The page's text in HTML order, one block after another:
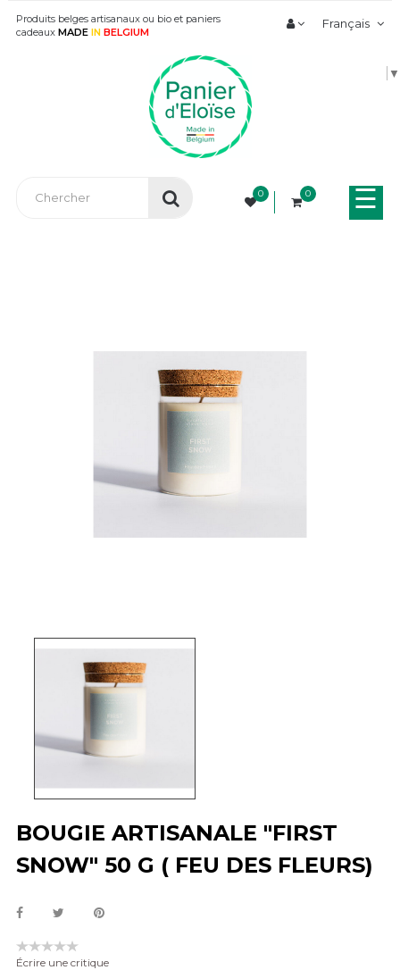
Produits belges artisanaux ou bio et paniers
cadeaux MADE IN BELGIUM
Français
▼
0 0
la
☰
BOUGIE ARTISANALE "FIRST
SNOW" 50 G ( FEU DES FLEURS)
Écrire une critique